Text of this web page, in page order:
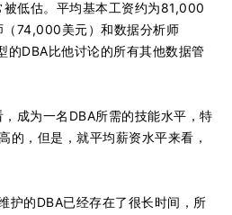
低估。平均基本工资约为81,000
（74,000美元）和数据分析师
的DBA比他讨论的所有其他数据管
成为一名DBA所需的技能水平，特
的，但是，就平均薪资水平来看，
护的DBA已经存在了很长时间，所